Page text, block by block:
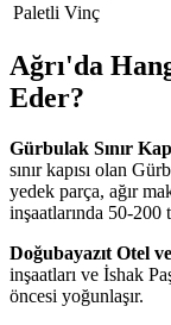
Paletli Vinç
Ağrı'da
Eder?
Gürbulak Sınır
sınır kapısı olan
yedek parça, ağır
inşaatlarında 50-
Doğubayazıt Otel
inşaatları ve İshak
öncesi yoğunlaşır.